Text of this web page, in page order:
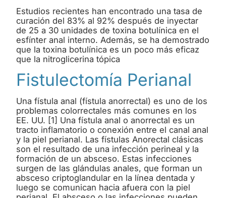
Estudios recientes han encontrado una tasa de
curación del 83% al 92% después de inyectar
de 25 a 30 unidades de toxina botulínica en el
esfínter anal interno. Además, se ha demostrado
que la toxina botulínica es un poco más eficaz
que la nitroglicerina tópica
Fistulectomía Perianal
Una fístula anal (fístula anorrectal) es uno de los
problemas colorrectales más comunes en los
EE. UU. [1] Una fístula anal o anorrectal es un
tracto inflamatorio o conexión entre el canal anal
y la piel perianal. Las fístulas Anorectal clásicas
son el resultado de una infección perineal y la
formación de un absceso. Estas infecciones
surgen de las glándulas anales, que forman un
absceso criptoglandular en la línea dentada y
luego se comunican hacia afuera con la piel